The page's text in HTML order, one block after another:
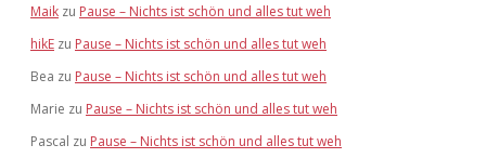
Maik zu Pause – Nichts ist schön und alles tut weh
hikE zu Pause – Nichts ist schön und alles tut weh
Bea zu Pause – Nichts ist schön und alles tut weh
Marie zu Pause – Nichts ist schön und alles tut weh
Pascal zu Pause – Nichts ist schön und alles tut weh